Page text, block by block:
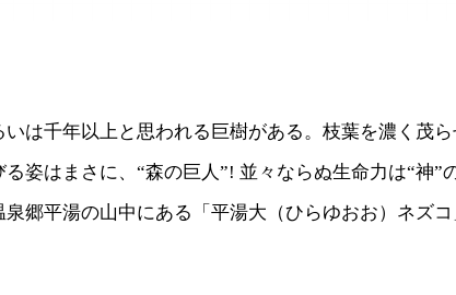
は千年以上と思われる巨樹がある。枝葉を濃く茂ら
姿はまさに、“森の巨人”! 並々ならぬ生命力は“神”
郷平湯の山中にある「平湯大（ひらゆおお）ネズコ